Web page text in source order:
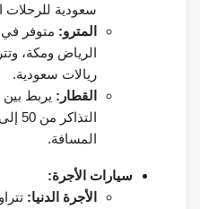
سعودية للرحلات
المترو: متوفر
ريالات سعودية.
القطار: يربط بين
المسافة.
سيارات الأجرة:
الأجرة الدنيا: